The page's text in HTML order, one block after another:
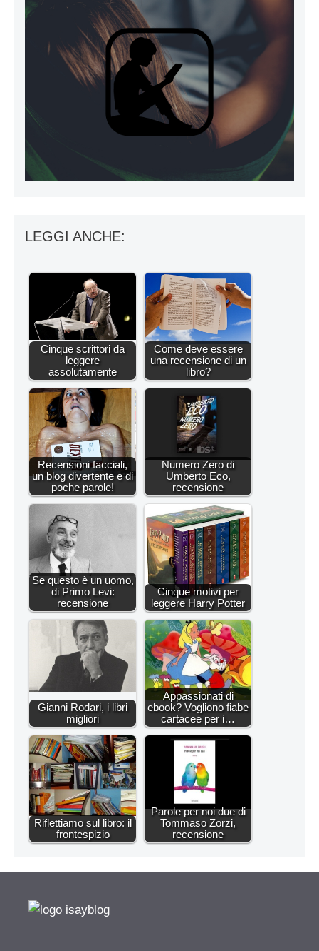
LEGGI ANCHE:
Cinque scrittori da
leggere
assolutamente
Come deve essere
una recensione di un
libro?
Recensioni facciali,
un blog divertente e di
poche parole!
Numero Zero di
Umberto Eco,
recensione
Se questo è un uomo,
di Primo Levi:
recensione
Cinque motivi per
leggere Harry Potter
Gianni Rodari, i libri
migliori
Appassionati di
ebook? Vogliono fiabe
cartacee per i…
Riflettiamo sul libro: il
frontespizio
Parole per noi due di
Tommaso Zorzi,
recensione